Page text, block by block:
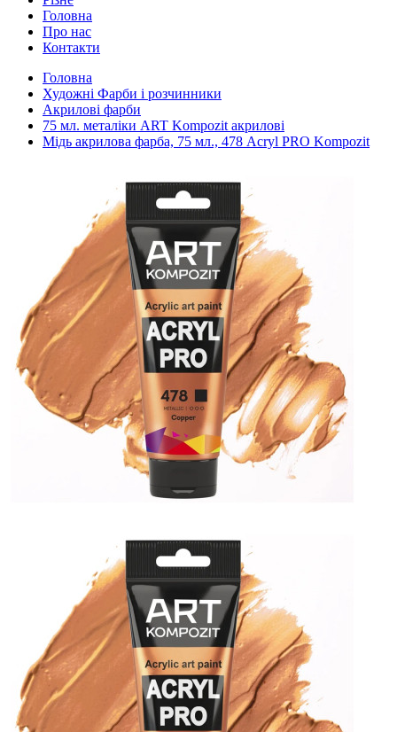
Головна
Про нас
Контакти
Головна
Художні Фарби і розчинники
Акрилові фарби
75 мл. металіки ART Kompozit акрилові
Мідь акрилова фарба, 75 мл., 478 Acryl PRO Kompozit